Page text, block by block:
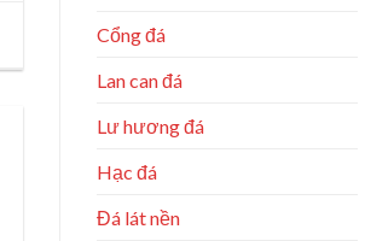
Cổng đá
Lan can đá
Lư hương đá
Hạc đá
Đá lát nền